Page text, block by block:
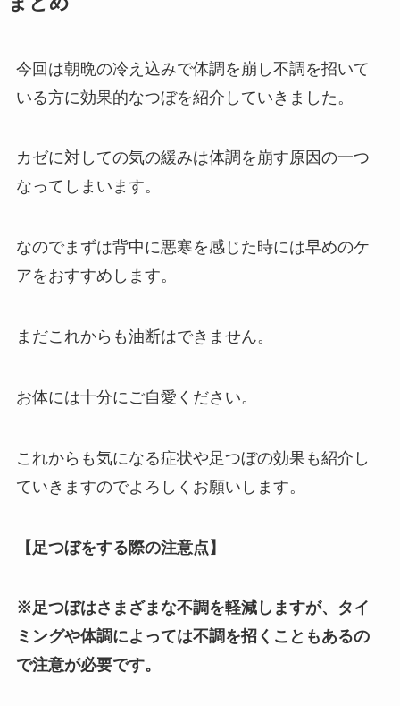
今回は朝晩の冷え込みで体調を崩し不調を招いて
いる方に効果的なつぼを紹介していきました。
カゼに対しての気の緩みは体調を崩す原因の一つ
なってしまいます。
なのでまずは背中に悪寒を感じた時には早めのケ
アをおすすめします。
まだこれからも油断はできません。
お体には十分にご自愛ください。
これからも気になる症状や足つぼの効果も紹介し
ていきますのでよろしくお願いします。
【足つぼをする際の注意点】
※足つぼはさまざまな不調を軽減しますが、タイ
ミングや体調によっては不調を招くこともあるの
で注意が必要です。